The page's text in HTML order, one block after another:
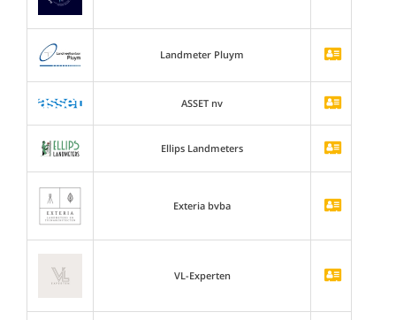
Landmeter Pluym
ASSET nv
Ellips Landmeters
Exteria bvba
VL-Experten